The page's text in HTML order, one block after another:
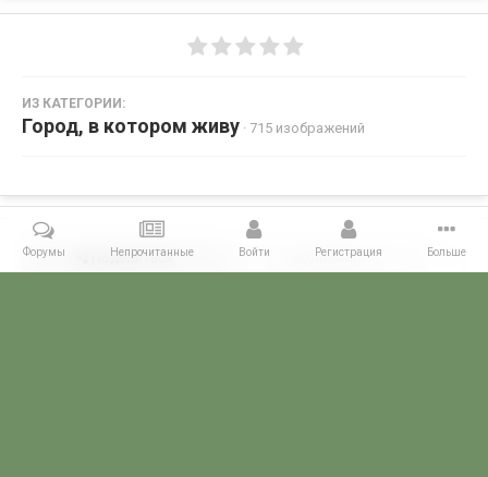
ИЗ КАТЕГОРИИ:
Город, в котором живу · 715 изображений
Поделиться Подписчики 0
Форумы Непрочитанные Войти Регистрация Больше